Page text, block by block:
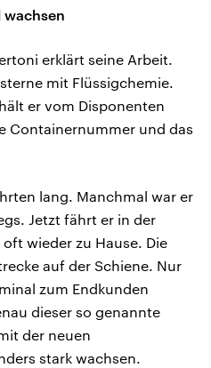
wachsen
erklärt seine Arbeit.
mit Flüssigchemie.
er vom Disponenten
Containernummer und das
lang. Manchmal war er
Jetzt fährt er in der
wieder zu Hause. Die
auf der Schiene. Nur
zum Endkunden
dieser so genannte
der neuen
stark wachsen.